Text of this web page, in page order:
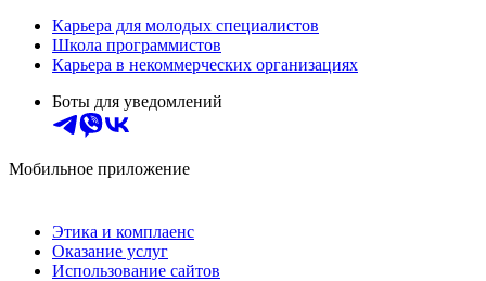
Карьера для молодых специалистов
Школа программистов
Карьера в некоммерческих организациях
Боты для уведомлений
Мобильное приложение
Этика и комплаенс
Оказание услуг
Использование сайтов